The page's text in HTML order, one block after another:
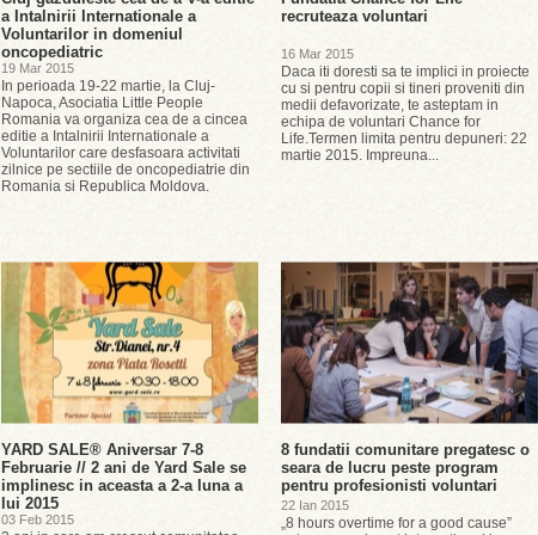
a Intalnirii Internationale a
Voluntarilor in domeniul
oncopediatric
19 Mar 2015
In perioada 19-22 martie, la Cluj-
Napoca, Asociatia Little People
Romania va organiza cea de a cincea
editie a Intalnirii Internationale a
Voluntarilor care desfasoara activitati
zilnice pe sectiile de oncopediatrie din
Romania si Republica Moldova.
recruteaza voluntari
16 Mar 2015
Daca iti doresti sa te implici in proiecte
cu si pentru copii si tineri proveniti din
medii defavorizate, te asteptam in
echipa de voluntari Chance for
Life.Termen limita pentru depuneri: 22
martie 2015. Impreuna...
YARD SALE® Aniversar 7-8
Februarie // 2 ani de Yard Sale se
implinesc in aceasta a 2-a luna a
lui 2015
03 Feb 2015
8 fundatii comunitare pregatesc o
seara de lucru peste program
pentru profesionisti voluntari
22 Ian 2015
„8 hours overtime for a good cause”